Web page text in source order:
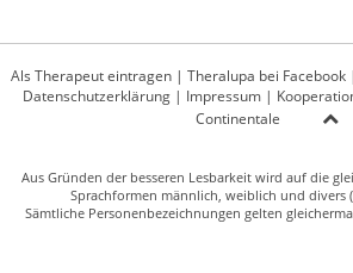
Als Therapeut eintragen | Theralupa bei Facebook
Datenschutzerklärung| Impressum|
Continentale
Aus Gründen der besseren Lesbarkeit wird auf die
Sprachformen männlich, weiblich und divers
Sämtliche Personenbezeichnungen gelten